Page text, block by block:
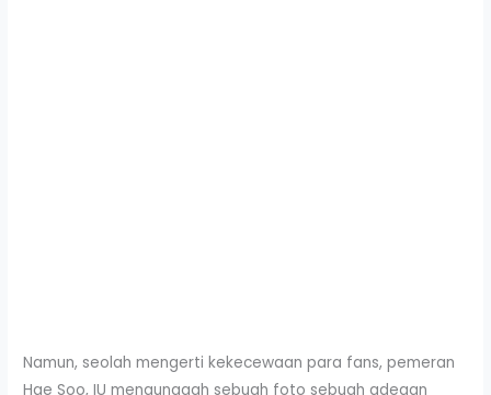
Namun, seolah mengerti kekecewaan para fans, pemeran
Hae Soo, IU mengunggah sebuah foto sebuah adegan